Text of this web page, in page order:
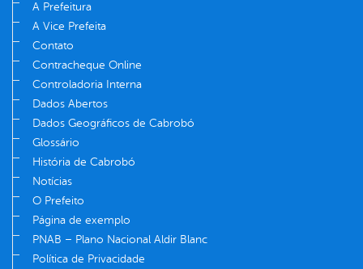
A Prefeitura
A Vice Prefeita
Contato
Contracheque Online
Controladoria Interna
Dados Abertos
Dados Geográficos de Cabrobó
Glossário
História de Cabrobó
Notícias
O Prefeito
Página de exemplo
PNAB – Plano Nacional Aldir Blanc
Política de Privacidade